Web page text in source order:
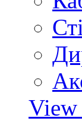
View